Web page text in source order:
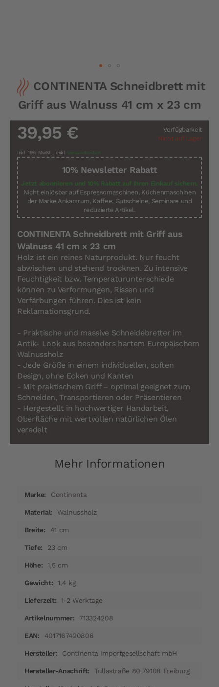
Anfang
der
Bildergalerie
CONTINENTA Schneidbrett mit
Griff aus Walnuss 41 cm x 23 cm
Verfügbarkeit
Nicht auf Lager
39,95 €
Inkl. 19% MwSt. , exkl. Versandkosten
10% Newsletter Rabatt
Jetzt abonnieren und 10% Rabatt auf Ihren Einkauf sichern.
Nicht einlösbar auf Espressomaschinen, Küchenmaschinen
der Marke Ankarsrum, Kaffee, Gutscheine, Seminare und
reduzierte Artikel.
CONTINENTA Schneidbrett mit Griff aus
Walnuss 41 cm x 23 cm
Holz ist ein reines Naturprodukt. Nur feucht
abwischen und stehend trocknen. Zu intensive
Feuchtigkeit bzw. Temperaturunterschiede
können zu Verformungen, Rissen und
Verfärbungen führen. Dies ist kein
Reklamationsgrund.
- Praktische und massive Schneidebretter im
Antik- Look aus besonders hartem Europäischem
Walnussholz
- Jede Größe in einem individuellen, soften
Design, ohne Ecken und Kanten
- Mit praktischem Griff – optimal geeignet zum
Schneiden, Transportieren oder Präsentieren
- Hergestellt in hochwertiger Handarbeit,
Oberfläche mit wertvollen natürlichen Ölen
veredelt
Mehr Informationen
InformationenContinenta
Walnussholz
41 cm
23 cm
1,5 cm
1,4 kg
1-2 Werktage
713324208
4017167420806
Continenta Importgesellschaft mbH
Tullastraße 80 79108 Freiburg